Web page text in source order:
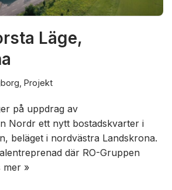
Läge,
Projekt
på uppdrag av
Nordr ett nytt bostadskvarter i
beläget i nordvästra Landskrona.
där RO-Gruppen
mer »